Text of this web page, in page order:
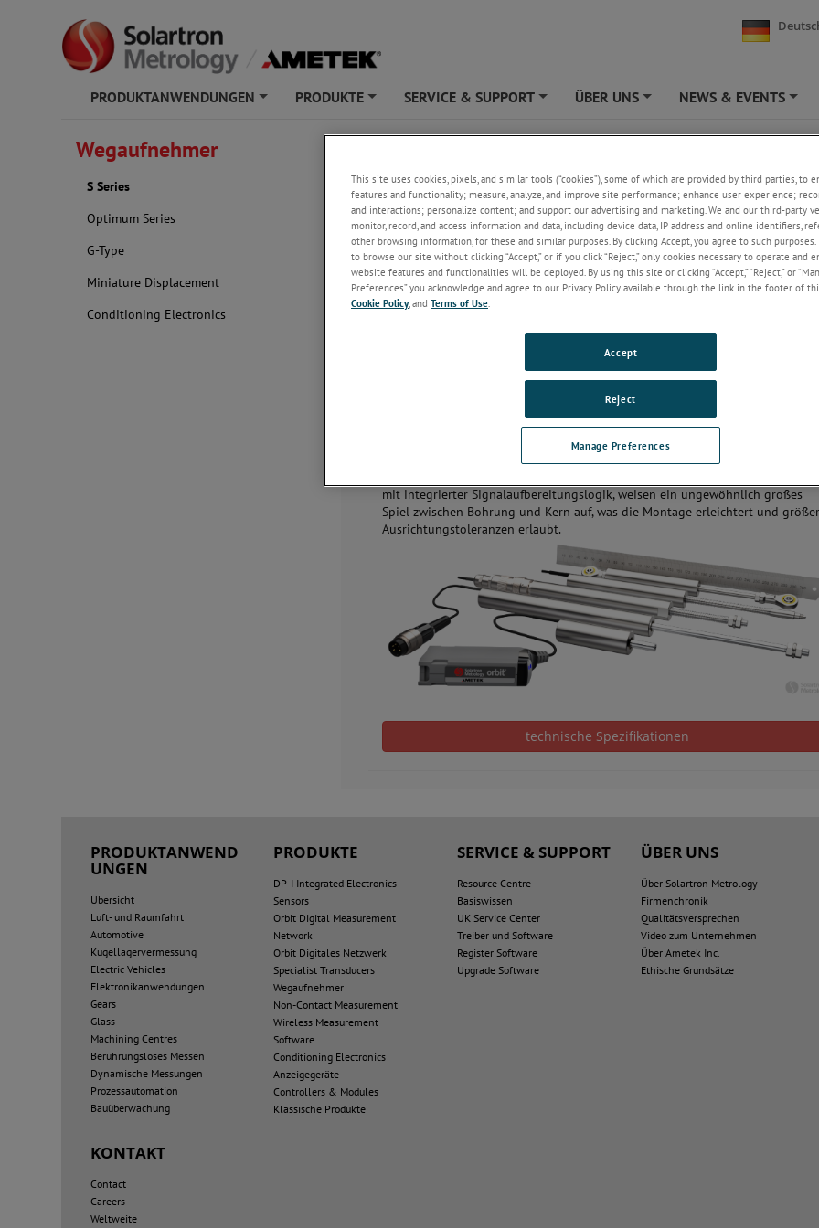
PRODUKTANWENDUNGEN PRODUKTE SERVICE & SUPPORT ÜBER UNS NEWS & EVENTS
Wegaufnehmer
S Series
Optimum Series
G-Type
Miniature Displacement
Conditioning Electronics
Wegsensor – S-Serie
Messbereich: 5 bis 150 mm
Linearität <0,02
Auf Wunsch hermetisch abgedichtet und
tauchfähig
IP65 oder 67 auf Anfrage
Die LVDT-Wegaufnehmer der S-Serie sind das Ergebnis jahrelanger Erfahrungen
sorgfältigen Auswertung von Marktanalysen und -informationen. Das
Edelstahlgehäuse mit seinen verbesserten Abdichtungsoptionen IP65 bzw.
das über neuartige Polymerführungen mit starren Trägern verfügt, sorgt
insbesondere in Umegebungen mit Nässe oder Korrosion für den genauen,
mit integrierter Signalaufbereitungslogik, weisen ein ungewöhnlich großes
Spiel zwischen Bohrung und Kern auf, was die Montage erleichtert und
Ausrichtungstoleranzen erlaubt.
technische Spezifikationen
PRODUKTANWEND
UNGEN
Übersicht
Luft- und Raumfahrt
Automotive
Kugellagervermessung
Electric Vehicles
Elektronikanwendungen
Gears
Glass
Machining Centres
Berührungsloses Messen
Dynamische Messungen
Prozessautomation
Bauüberwachung
PRODUKTE
DP-I Integrated Electronics
Sensors
Orbit Digital Measurement
Network
Orbit Digitales Netzwerk
Specialist Transducers
Wegaufnehmer
Non-Contact Measurement
Wireless Measurement
Software
Conditioning Electronics
Anzeigegeräte
Controllers & Modules
Klassische Produkte
SERVICE & SUPPORT
Resource Centre
Basiswissen
UK Service Center
Treiber und Software
Register Software
Upgrade Software
ÜBER UNS
Über Solartron Metrology
Firmenchronik
Qualitätsversprechen
Video zum Unternehmen
Über Ametek Inc.
Ethische Grundsätze
KONTAKT
Contact
Careers
Weltweite
This site uses cookies, pixels, and similar tools (“cookies”), some of which are provided by third parties, to
features and functionality; measure, analyze, and improve site performance; enhance user experience;
and interactions; personalize content; and support our advertising and marketing. We and our third-party
monitor, record, and access information and data, including device data, IP address and online identifiers,
other browsing information, for these and similar purposes. By clicking Accept, you agree to such
to browse our site without clicking “Accept,” or if you click “Reject,” only cookies necessary to operate and
website features and functionalities will be deployed. By using this site or clicking “Accept,” “Reject,” or
Preferences” you acknowledge and agree to our Privacy Policy available through the link in the footer of
Cookie Policy, and Terms of Use.
Manage Preferences
Reject
Accept